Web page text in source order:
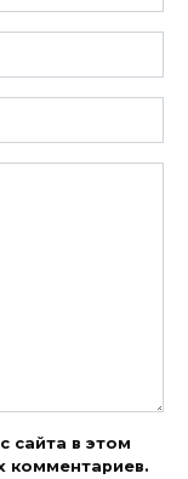
сайта в этом
комментариев.